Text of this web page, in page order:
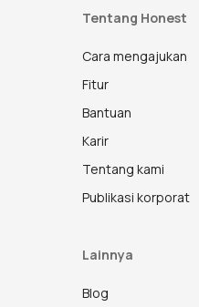
Tentang Honest
Cara mengajukan
Fitur
Bantuan
Karir
Tentang kami
Publikasi korporat
Lainnya
Blog